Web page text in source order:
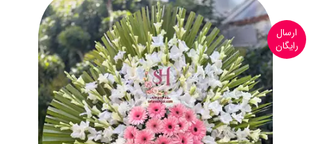
ارسال
رایگان